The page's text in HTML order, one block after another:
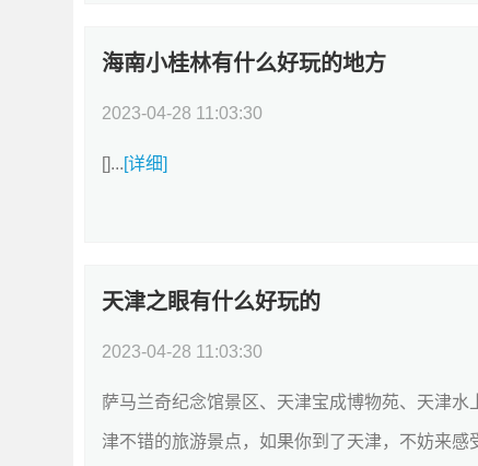
海南小桂林有什么好玩的地方
2023-04-28 11:03:30
[]...[详细]
天津之眼有什么好玩的
2023-04-28 11:03:30
萨马兰奇纪念馆景区、天津宝成博物苑、天津
津不错的旅游景点，如果你到了天津，不妨来